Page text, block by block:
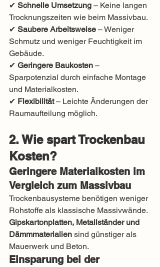
✔ Schnelle Umsetzung – Keine langen
Trocknungszeiten wie beim Massivbau.
✔ Saubere Arbeitsweise – Weniger
Schmutz und weniger Feuchtigkeit im
Gebäude.
✔ Geringere Baukosten –
Sparpotenzial durch einfache Montage
und Materialkosten.
✔ Flexibilität – Leichte Änderungen der
Raumaufteilung möglich.
2. Wie spart Trockenbau
Kosten?
Geringere Materialkosten im
Vergleich zum Massivbau
Trockenbausysteme benötigen weniger
Rohstoffe als klassische Massivwände.
Gipskartonplatten, Metallständer und
Dämmmaterialien sind günstiger als
Mauerwerk und Beton.
Einsparung bei der